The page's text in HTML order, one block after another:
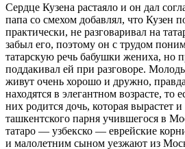
Сердце Кузена растаяло и он дал
папа со смехом добавлял, что Кузен
практически, не разговаривал на
забыл его, поэтому он с трудом
татарскую речь бабушки жениха, но
поддакивал ей при разговоре.
живут очень хорошо и дружно,
находятся в элегантном возрасте,
них родится дочь, которая вырастет
ташкентского парня учившегося в
татаро — узбекско — еврейские
и малолетним сыном уезжают из